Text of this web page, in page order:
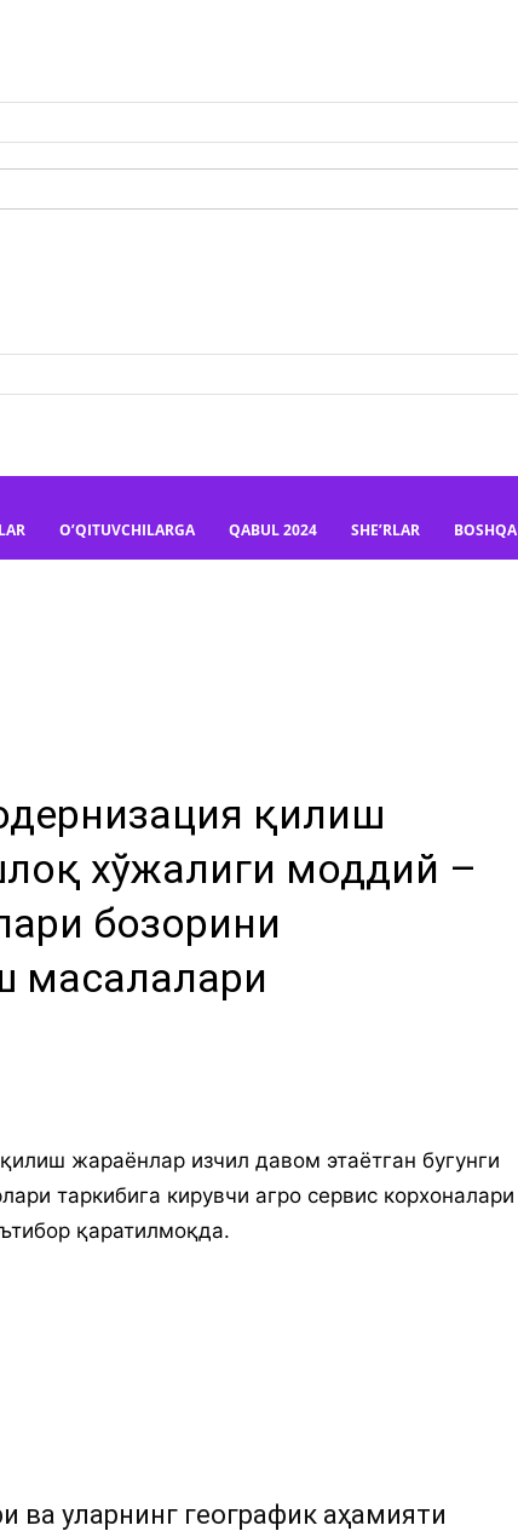
O’QITUVCHILARGA QABUL 2024 SHE’RLAR BOSHQA
қилиш
хўжалиги моддий –
бозорини
масалалари
жараёнлар изчил давом этаётган бугунги
таркибига кирувчи агро сервис корхоналари
қаратилмоқда.
ва уларнинг географик аҳамияти